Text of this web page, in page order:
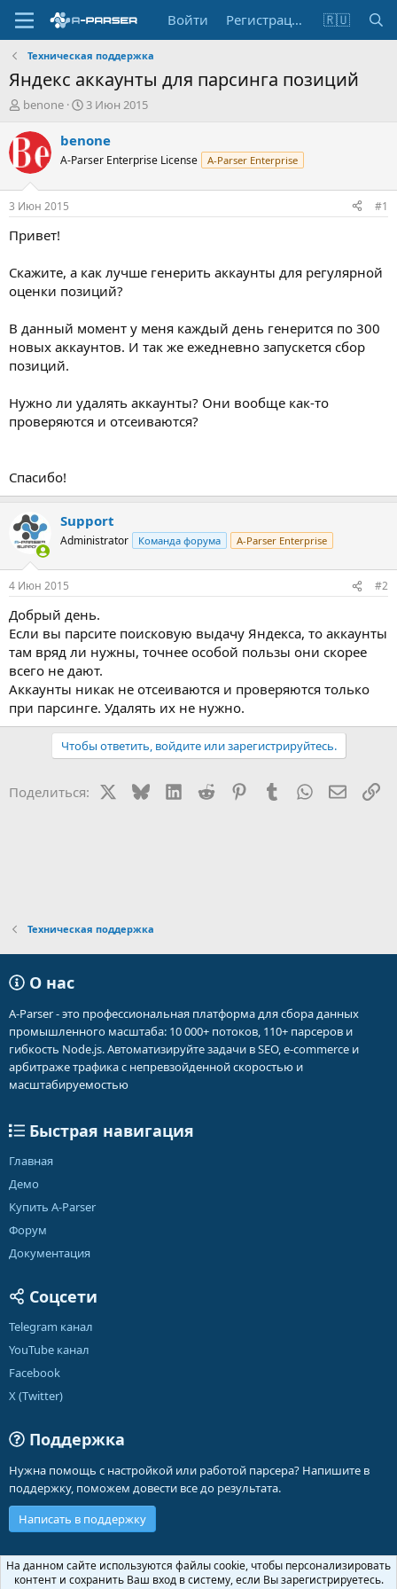
Войти Регистрация 🇷🇺
Техническая поддержка
Яндекс аккаунты для парсинга позиций
А
т
о
р
т
е
м
ы
benone
Д
т
н
а
3 Июн 2015
benone
A-Parser Enterprise License A-Parser Enterprise
3 Июн 2015 #1
Привет!
Скажите, а как лучше генерить аккаунты для регулярной
оценки позиций?
В данный момент у меня каждый день генерится по 300
новых аккаунтов. И так же ежедневно запускется сбор
позиций.
Нужно ли удалять аккаунты? Они вообще как-то
проверяются и отсеиваются?
Спасибо!
Support
Administrator Команда форума A-Parser Enterprise
4 Июн 2015 #2
Добрый день.
Если вы парсите поисковую выдачу Яндекса, то аккаунты
там вряд ли нужны, точнее особой пользы они скорее
всего не дают.
Аккаунты никак не отсеиваются и проверяются только
при парсинге. Удалять их не нужно.
Чтобы ответить, войдите или зарегистрируйтесь.
Поделиться: BlueskyLinkedIn
Reddit PinterestTumblr WhatsApp
Техническая поддержка
О нас
A-Parser - это профессиональная платформа для сбора данных
промышленного масштаба: 10 000+ потоков, 110+ парсеров и
гибкость Node.js. Автоматизируйте задачи в SEO, e-commerce и
арбитраже трафика с непревзойденной скоростью и
масштабируемостью
Быстрая навигация
Главная
Демо
Купить A-Parser
Форум
Документация
Соцсети
Telegram канал
YouTube канал
Facebook
X (Twitter)
Поддержка
Нужна помощь с настройкой или работой парсера? Напишите в
поддержку, поможем довести все до результата.
Написать в поддержку
Russian (RU)
На данном сайте используются файлы cookie, чтобы персонализировать
контент и сохранить Ваш вход в систему, если Вы зарегистрируетесь.